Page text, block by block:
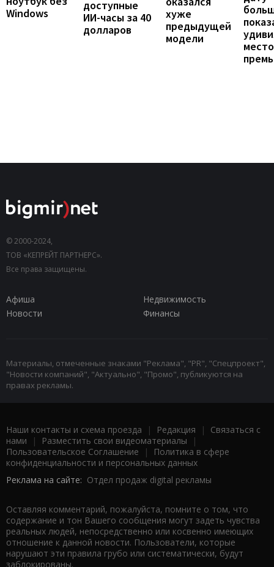
Windows
доступные
ИИ-часы за 40
долларов
хуже
предыдущей
модели
© 2000-2024,
ТОВ «КЕПРЕЙТ ПАРТНЕРС».
Все права защищены.
Афиша
Недвижимость
Новости
Финансы
Материалы, отмеченные знаками "Реклама", "PR", "Спецпроект",
"Новости компаний", "Актуально", "Промо", публикуются на
правах рекламы.
Наши контакты и схема проезда | Редакция | Связаться с
нами | Разместить свои видеоматериалы |
Пользовательское Соглашение |
Политика в сфере
конфиденциальности и персональных данных
Реклама на сайте: Отдел продаж digital рекламы
Оставляя комментарий, пожалуйста, помните о том, что
содержание и тон Вашего сообщения могут задеть чувства
реальных людей, непосредственно или косвенно имеющих
отношение к данной новости. Пользователи, которые
нарушают эти правила грубо или систематически, будут
заблокированы.